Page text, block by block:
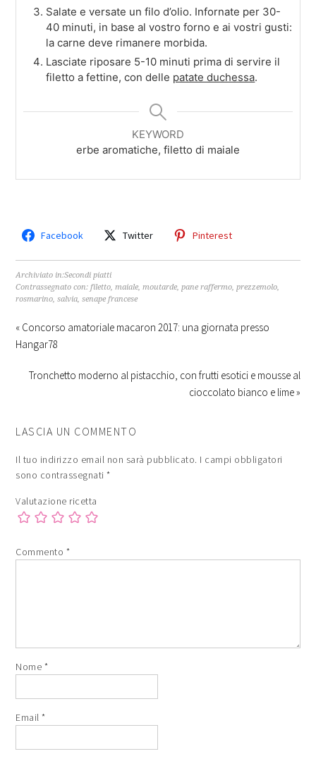
Salate e versate un filo d’olio. Infornate per 30-
40 minuti, in base al vostro forno e ai vostri gusti:
la carne deve rimanere morbida.
Lasciate riposare 5-10 minuti prima di servire il
filetto a fettine, con delle patate duchessa.
KEYWORD
erbe aromatiche, filetto di maiale
Facebook Twitter Pinterest
Archiviato in:Secondi piatti
Contrassegnato con:filetto,maiale,moutarde,pane raffermo,prezzemolo,
rosmarino,salvia,senape francese
« Concorso amatoriale macaron 2017: una giornata presso
Hangar78
Tronchetto moderno al pistacchio, con frutti esotici e mousse al
cioccolato bianco e lime »
LASCIA UN COMMENTO
Il tuo indirizzo email non sarà pubblicato. I campi obbligatori
sono contrassegnati*
Valutazione ricetta
Commento *
Nome *
Email*